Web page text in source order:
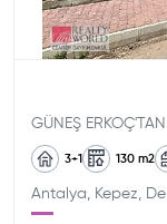
3+1 130 m2
Antalya, Kepez,